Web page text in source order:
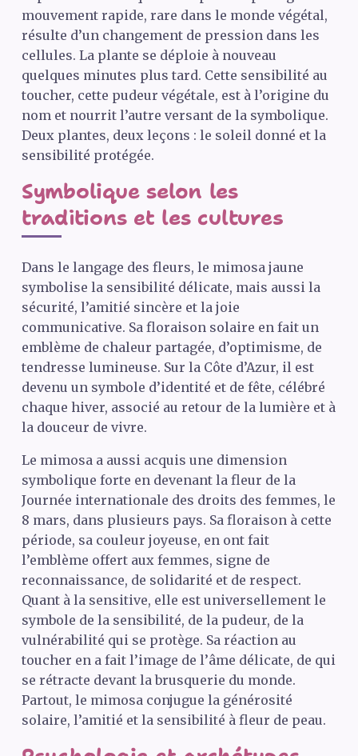
mouvement rapide, rare dans le monde végétal,
résulte d’un changement de pression dans les
cellules. La plante se déploie à nouveau
quelques minutes plus tard. Cette sensibilité au
toucher, cette pudeur végétale, est à l’origine du
nom et nourrit l’autre versant de la symbolique.
Deux plantes, deux leçons : le soleil donné et la
sensibilité protégée.
Symbolique selon les
traditions et les cultures
Dans le langage des fleurs, le mimosa jaune
symbolise la sensibilité délicate, mais aussi la
sécurité, l’amitié sincère et la joie
communicative. Sa floraison solaire en fait un
emblème de chaleur partagée, d’optimisme, de
tendresse lumineuse. Sur la Côte d’Azur, il est
devenu un symbole d’identité et de fête, célébré
chaque hiver, associé au retour de la lumière et à
la douceur de vivre.
Le mimosa a aussi acquis une dimension
symbolique forte en devenant la fleur de la
Journée internationale des droits des femmes, le
8 mars, dans plusieurs pays. Sa floraison à cette
période, sa couleur joyeuse, en ont fait
l’emblème offert aux femmes, signe de
reconnaissance, de solidarité et de respect.
Quant à la sensitive, elle est universellement le
symbole de la sensibilité, de la pudeur, de la
vulnérabilité qui se protège. Sa réaction au
toucher en a fait l’image de l’âme délicate, de qui
se rétracte devant la brusquerie du monde.
Partout, le mimosa conjugue la générosité
solaire, l’amitié et la sensibilité à fleur de peau.